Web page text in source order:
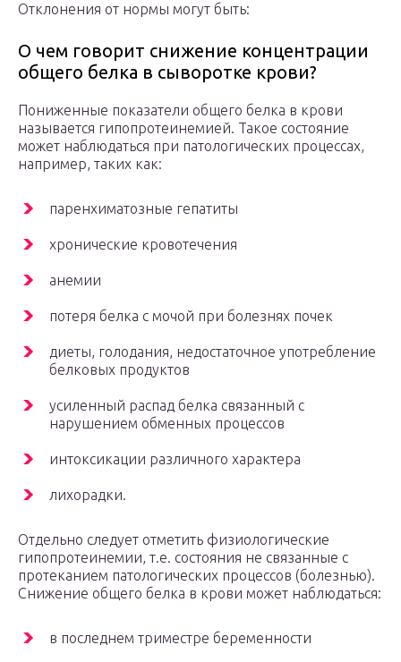
Отклонения от нормы могут быть:
О чем говорит снижение концентрации
общего белка в сыворотке крови?
Пониженные показатели общего белка в крови
называется гипопротеинемией. Такое состояние
может наблюдаться при патологических процессах,
например, таких как:
паренхиматозные гепатиты
хронические кровотечения
анемии
потеря белка с мочой при болезнях почек
диеты, голодания, недостаточное употребление
белковых продуктов
усиленный распад белка связанный с
нарушением обменных процессов
интоксикации различного характера
лихорадки.
Отдельно следует отметить физиологические
гипопротеинемии, т.е. состояния не связанные с
протеканием патологических процессов (болезнью).
Снижение общего белка в крови может наблюдаться:
в последнем триместре беременности